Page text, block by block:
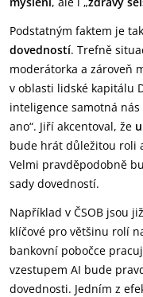
Podstatným faktem je
dovedností. Trefně
moderátorka a zároveň
v oblasti lidské kapitálu
inteligence samotná
ano“. Jiří akcentoval, že
bude hrát důležitou roli
Velmi pravděpodobně
sady dovedností.
Například v ČSOB jsou
klíčové pro většinu rolí
bankovní pobočce
vzestupem AI bude
dovednosti. Jedním z